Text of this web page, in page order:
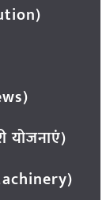
योजनाएं)